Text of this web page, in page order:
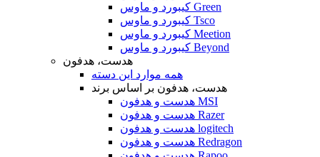
کیبورد و ماوس Green
کیبورد و ماوس Tsco
کیبورد و ماوس Meetion
کیبورد و ماوس Beyond
هدست، هدفون
همه موارد این دسته
هدست، هدفون بر اساس برند
هدست و هدفون MSI
هدست و هدفون Razer
هدست و هدفون logitech
هدست و هدفون Redragon